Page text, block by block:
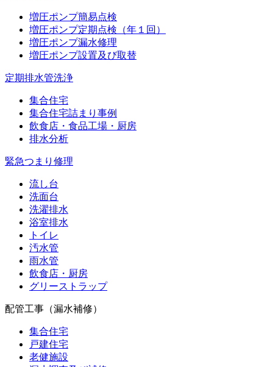
増圧ポンプ簡易点検
増圧ポンプ定期点検（年１回）
増圧ポンプ漏水修理
増圧ポンプ設置及び取替
定期排水管洗浄
集合住宅
集合住宅詰まり事例
飲食店・食品工場・厨房
排水分析
緊急つまり修理
流し台
洗面台
洗濯排水
浴室排水
トイレ
汚水管
雨水管
飲食店・厨房
グリーストラップ
配管工事（漏水補修）
集合住宅
戸建住宅
老健施設